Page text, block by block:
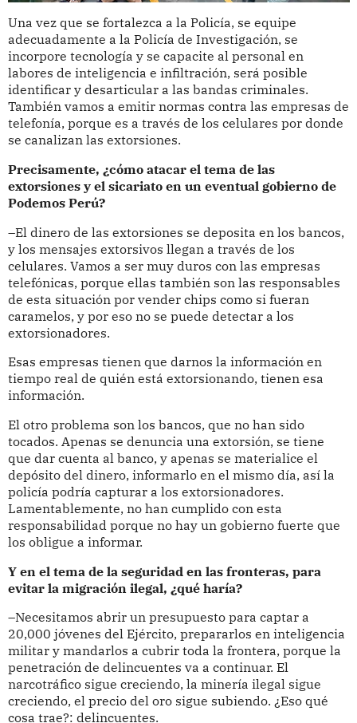
Una vez que se fortalezca a la Policía, se equipe
adecuadamente a la Policía de Investigación, se
incorpore tecnología y se capacite al personal en
labores de inteligencia e infiltración, será posible
identificar y desarticular a las bandas criminales.
También vamos a emitir normas contra las empresas de
telefonía, porque es a través de los celulares por donde
se canalizan las extorsiones.
Precisamente, ¿cómo atacar el tema de las
extorsiones y el sicariato en un eventual gobierno de
Podemos Perú?
–El dinero de las extorsiones se deposita en los bancos,
y los mensajes extorsivos llegan a través de los
celulares. Vamos a ser muy duros con las empresas
telefónicas, porque ellas también son las responsables
de esta situación por vender chips como si fueran
caramelos, y por eso no se puede detectar a los
extorsionadores.
Esas empresas tienen que darnos la información en
tiempo real de quién está extorsionando, tienen esa
información.
El otro problema son los bancos, que no han sido
tocados. Apenas se denuncia una extorsión, se tiene
que dar cuenta al banco, y apenas se materialice el
depósito del dinero, informarlo en el mismo día, así la
policía podría capturar a los extorsionadores.
Lamentablemente, no han cumplido con esta
responsabilidad porque no hay un gobierno fuerte que
los obligue a informar.
Y en el tema de la seguridad en las fronteras, para
evitar la migración ilegal, ¿qué haría?
–Necesitamos abrir un presupuesto para captar a
20,000 jóvenes del Ejército, prepararlos en inteligencia
militar y mandarlos a cubrir toda la frontera, porque la
penetración de delincuentes va a continuar. El
narcotráfico sigue creciendo, la minería ilegal sigue
creciendo, el precio del oro sigue subiendo. ¿Eso qué
cosa trae?: delincuentes.